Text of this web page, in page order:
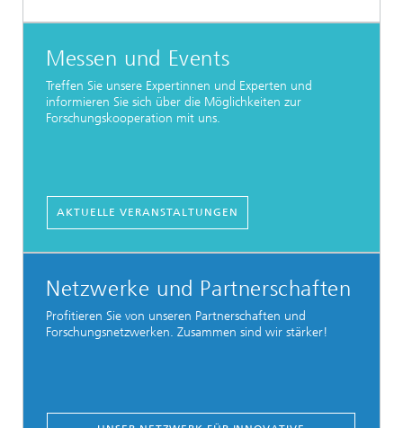
Messen und Events
Treffen Sie unsere Expertinnen und Experten und
informieren Sie sich über die Möglichkeiten zur
Forschungskooperation mit uns.
AKTUELLE VERANSTALTUNGEN
Netzwerke und Partnerschaften
Profitieren Sie von unseren Partnerschaften und
Forschungsnetzwerken. Zusammen sind wir stärker!